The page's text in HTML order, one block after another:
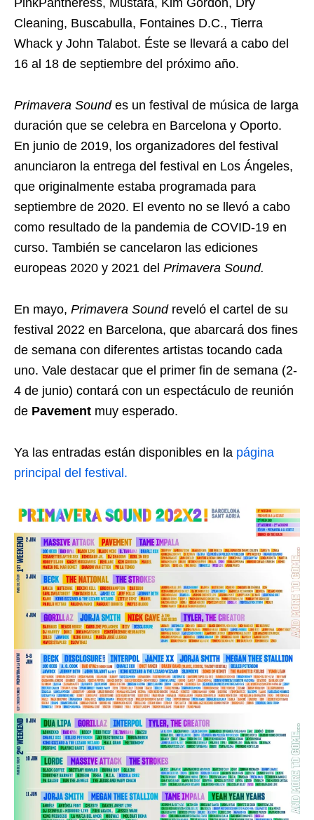
PinkPantheress, Mustafa, Kim Gordon, Dry
Cleaning, Buscabulla, Fontaines D.C., Tierra
Whack y John Talabot. Éste se llevará a cabo del
16 al 18 de septiembre del próximo año.
Primavera Sound es un festival de música de larga
duración que se celebra en Barcelona y Oporto.
En junio de 2019, los organizadores del festival
anunciaron la entrega del festival en Los Ángeles,
que originalmente estaba programada para
septiembre de 2020. El evento no se llevó a cabo
como resultado de la pandemia de COVID-19 en
curso. También se cancelaron las ediciones
europeas 2020 y 2021 del Primavera Sound.
En mayo, Primavera Soundreveló el cartel de su
festival 2022 en Barcelona, ​​que abarcará dos fines
de semana con diferentes artistas tocando cada
uno. Vale destacar que el primer fin de semana (2-
4 de junio) contará con un espectáculo de reunión
de Pavement muy esperado.
Ya las entradas están disponibles en la página
principal del festival.